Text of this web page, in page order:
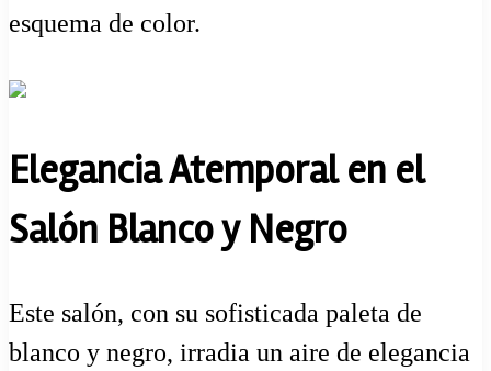
esquema de color.
Elegancia Atemporal en el
Salón Blanco y Negro
Este salón, con su sofisticada paleta de
blanco y negro, irradia un aire de elegancia